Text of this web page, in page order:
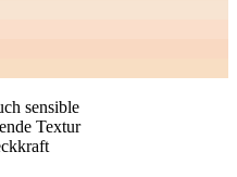
sensible
Textur